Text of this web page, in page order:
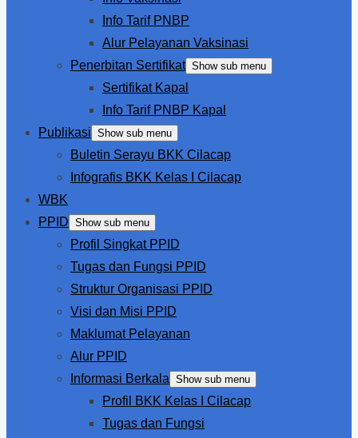
Info Tarif PNBP
Alur Pelayanan Vaksinasi
Penerbitan Sertifikat Show sub menu
Sertifikat Kapal
Info Tarif PNBP Kapal
Publikasi Show sub menu
Buletin Serayu BKK Cilacap
Infografis BKK Kelas I Cilacap
WBK
PPID Show sub menu
Profil Singkat PPID
Tugas dan Fungsi PPID
Struktur Organisasi PPID
Visi dan Misi PPID
Maklumat Pelayanan
Alur PPID
Informasi Berkala Show sub menu
Profil BKK Kelas I Cilacap
Tugas dan Fungsi